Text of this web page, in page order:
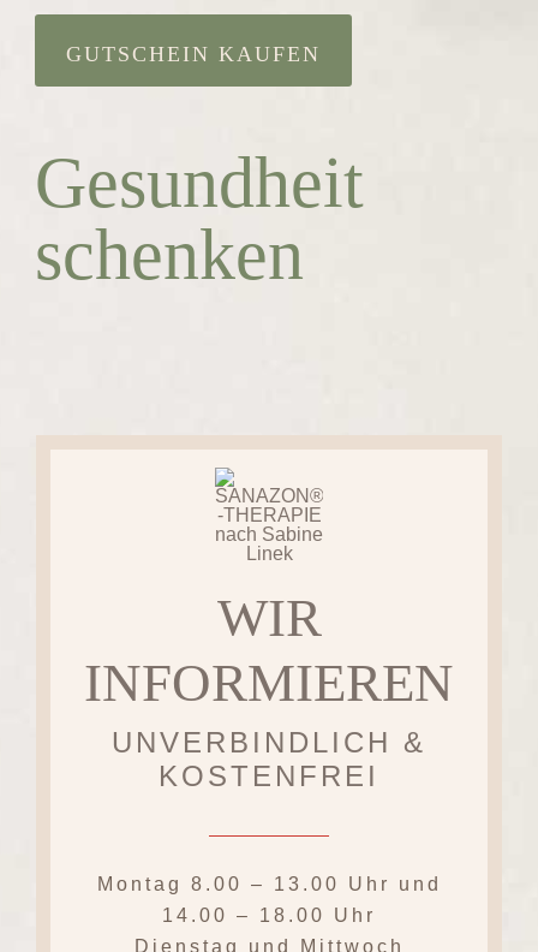
GUTSCHEIN KAUFEN
Gesundheit
schenken
WIR
INFORMIEREN
UNVERBINDLICH &
KOSTENFREI
Montag 8.00 – 13.00 Uhr
und
14.00 – 18.00 Uhr
Dienstag und Mittwoch